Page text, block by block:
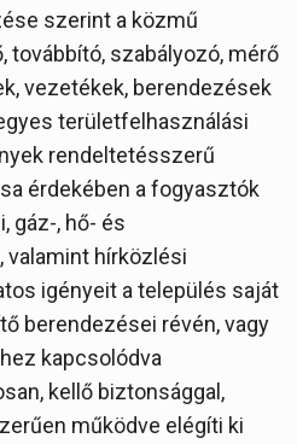
szerint a közmű
továbbító, szabályozó, mérő
vezetékek, berendezések
területfelhasználási
rendeltetésszerű
érdekében a fogyasztók
gáz-, hő- és
valamint hírközlési
igényeit a település saját
berendezései révén, vagy
kapcsolódva
kellő biztonsággal,
működve elégíti ki